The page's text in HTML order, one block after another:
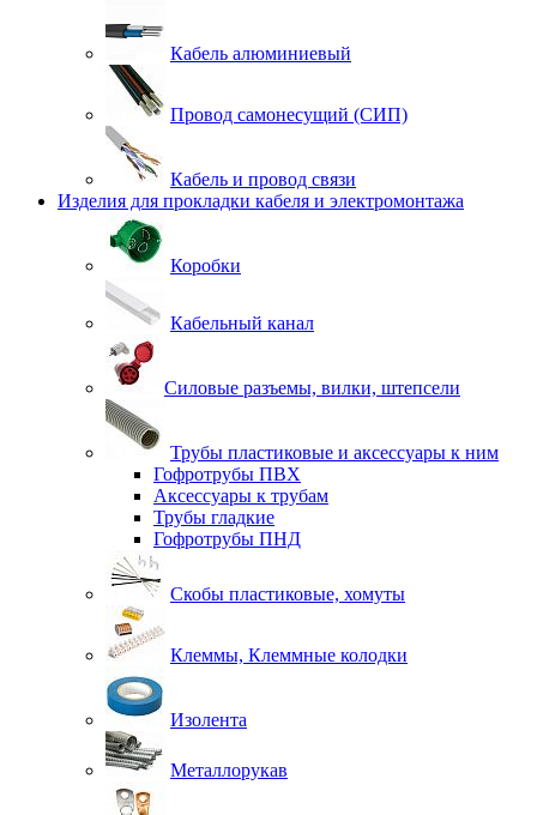
Кабель алюминиевый
Провод самонесущий (СИП)
Кабель и провод связи
Изделия для прокладки кабеля и электромонтажа
Коробки
Кабельный канал
Силовые разъемы, вилки, штепсели
Трубы пластиковые и аксессуары к ним
Гофротрубы ПВХ
Аксессуары к трубам
Трубы гладкие
Гофротрубы ПНД
Скобы пластиковые, хомуты
Клеммы, Клеммные колодки
Изолента
Металлорукав